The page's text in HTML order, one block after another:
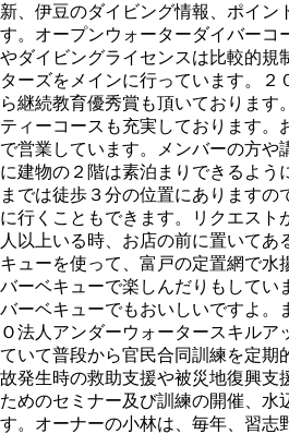
新、伊豆のダイビング情報、ポイン
す。オープンウォーターダイバーコ
やダイビングライセンスは比較的規
ターズをメインに行っています。２
ら継続教育優秀賞も頂いております
ティーコースも充実しております。
で営業しています。メンバーの方や
に建物の２階は素泊まりできるよう
までは徒歩３分の位置にありますの
に行くこともできます。リクエスト
人以上いる時、お店の前に置いてあ
キューを使って、富戸の定置網で水
バーベキューで楽しんだりもしてい
バーベキューでもおいしいですよ。
Ｏ法人アンダーウォータースキルア
ていて普段から官民合同訓練を定期
故発生時の救助支援や被災地復興支
ためのセミナー及び訓練の開催、水
す。オーナーの小林は、毎年、習志